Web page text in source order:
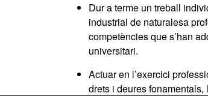
Dur a terme un treball
industrial de naturalesa
competències que s’han
universitari.
Actuar en l’exercici
drets i deures